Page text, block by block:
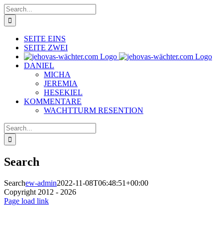
Skip
to
content
Search
for:
SEITE EINS
SEITE ZWEI
DANIEL
MICHA
JEREMIA
HESEKIEL
KOMMENTARE
WACHTTURM RESENTION
Search
for:
Search
Searchew-admin2022-11-08T06:48:51+00:00
Copyright 2012 - 2026
Facebook
X
Instagram
Pinterest
Page load link